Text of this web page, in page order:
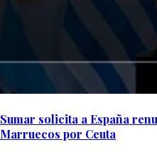
Sumar solicita a España
Marruecos por Ceuta